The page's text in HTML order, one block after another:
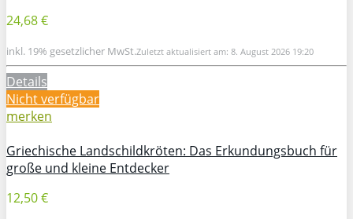
24,68 €
inkl. 19% gesetzlicher MwSt.Zuletzt aktualisiert am: 8. August 2026 19:20
Details
Nicht verfügbar
merken
Griechische Landschildkröten: Das Erkundungsbuch für
große und kleine Entdecker
12,50 €